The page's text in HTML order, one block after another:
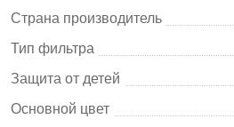
Страна производитель
Тип фильтра
Защита от детей
Основной цвет